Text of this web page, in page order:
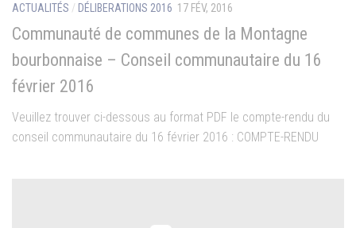
ACTUALITÉS / DÉLIBERATIONS 2016 17 FÉV, 2016
Communauté de communes de la Montagne
bourbonnaise – Conseil communautaire du 16
février 2016
Veuillez trouver ci-dessous au format PDF le compte-rendu du
conseil communautaire du 16 février 2016 : COMPTE-RENDU